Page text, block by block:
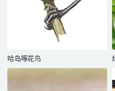
哈岛啄花鸟